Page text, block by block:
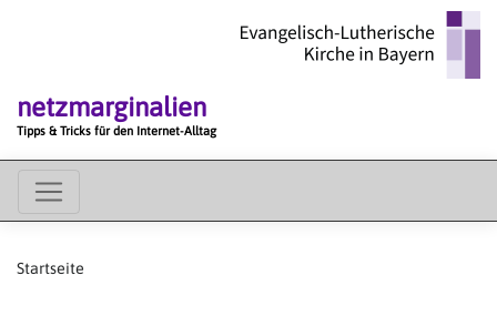
netzmarginalien
Tipps & Tricks für den Internet-Alltag
MAIN
MENU
Startseite